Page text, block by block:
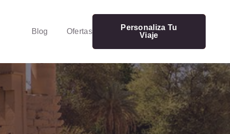
Blog Ofertas
Personaliza Tu
Viaje